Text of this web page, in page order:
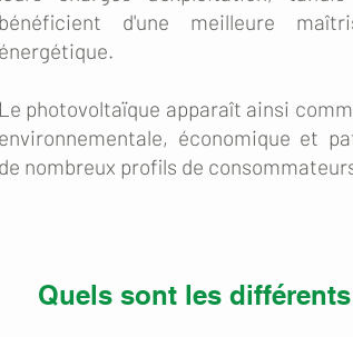
bénéficient d'une meilleure
énergétique.
Le photovoltaïque apparaît ainsi
environnementale, économique et
de nombreux profils de
Quels sont les